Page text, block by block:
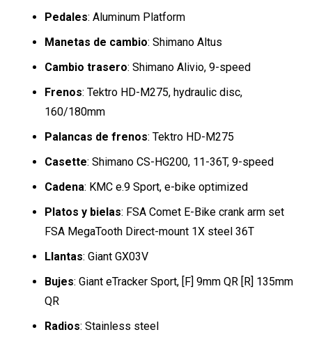
Pedales: Aluminum Platform
Manetas de cambio: Shimano Altus
Cambio trasero: Shimano Alivio, 9-speed
Frenos: Tektro HD-M275, hydraulic disc,
160/180mm
Palancas de frenos: Tektro HD-M275
Casette: Shimano CS-HG200, 11-36T, 9-speed
Cadena: KMC e.9 Sport, e-bike optimized
Platos y bielas: FSA Comet E-Bike crank arm set
FSA MegaTooth Direct-mount 1X steel 36T
Llantas: Giant GX03V
Bujes: Giant eTracker Sport, [F] 9mm QR [R] 135mm
QR
Radios: Stainless steel